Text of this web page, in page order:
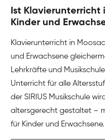
Ist Klavierunterricht
Kinder und
Klavierunterricht in
und Erwachsene
Lehrkräfte und
Unterricht für alle
der SIRIUS Musikschule
altersgerecht gestaltet –
für Kinder und Erwachsene.